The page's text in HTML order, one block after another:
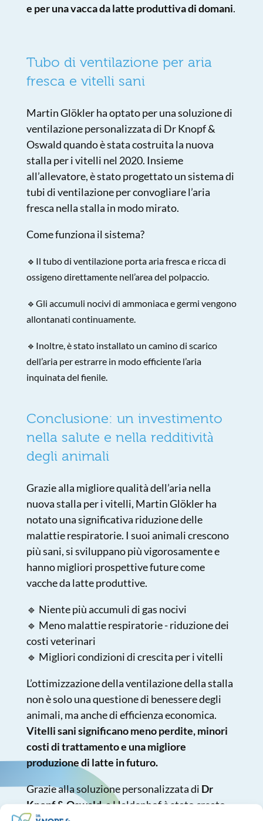
e per una vacca da latte produttiva di domani.
Tubo di ventilazione per aria
fresca e vitelli sani
Martin Glökler ha optato per una soluzione di
ventilazione personalizzata di Dr Knopf &
Oswald quando è stata costruita la nuova
stalla per i vitelli nel 2020. Insieme
all’allevatore, è stato progettato un sistema di
tubi di ventilazione per convogliare l’aria
fresca nella stalla in modo mirato.
Come funziona il sistema?
🔹Il tubo di ventilazione porta aria fresca e ricca di
ossigeno direttamente nell’area del polpaccio.
🔹Gli accumuli nocivi di ammoniaca e germi vengono
allontanati continuamente.
🔹Inoltre, è stato installato un camino di scarico
dell’aria per estrarre in modo efficiente l’aria
inquinata del fienile.
Conclusione: un investimento
nella salute e nella redditività
degli animali
Grazie alla migliore qualità dell’aria nella
nuova stalla per i vitelli, Martin Glökler ha
notato una significativa riduzione delle
malattie respiratorie. I suoi animali crescono
più sani, si sviluppano più vigorosamente e
hanno migliori prospettive future come
vacche da latte produttive.
🔹 Niente più accumuli di gas nocivi
🔹 Meno malattie respiratorie - riduzione dei
costi veterinari
🔹 Migliori condizioni di crescita per i vitelli
L’ottimizzazione della ventilazione della stalla
non è solo una questione di benessere degli
animali, ma anche di efficienza economica.
Vitelli sani significano meno perdite, minori
costi di trattamento e una migliore
produzione di latte in futuro.
Grazie alla soluzione personalizzata di Dr
Knopf & Oswald, a Haldenhof è stato creato